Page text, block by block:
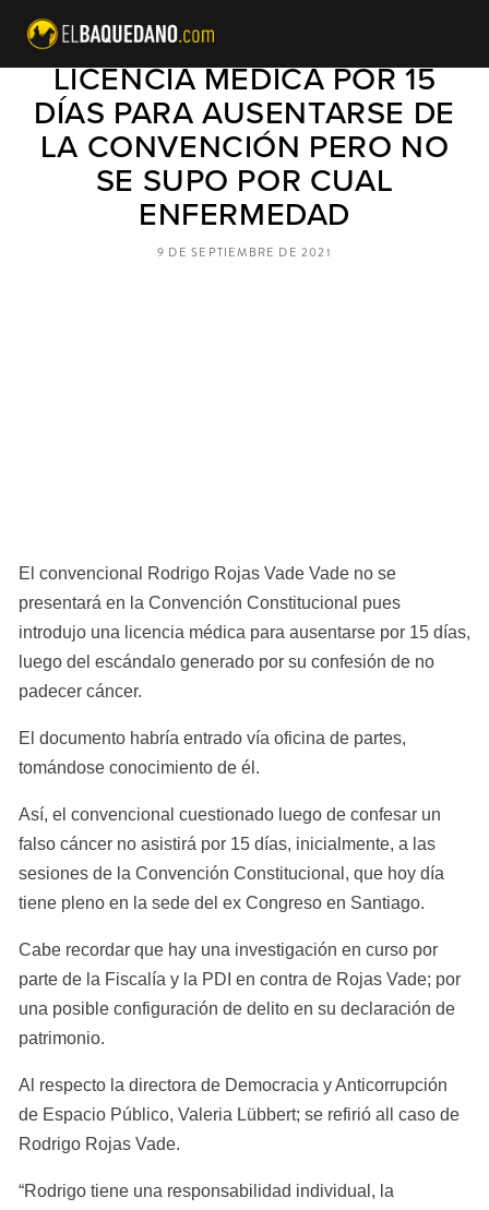
ROJAS VADE PRESENTÓ
LICENCIA MÉDICA POR 15
DÍAS PARA AUSENTARSE DE
LA CONVENCIÓN PERO NO
SE SUPO POR CUAL
ENFERMEDAD
El convencional Rodrigo Rojas Vade Vade no se
presentará en la Convención Constitucional pues
introdujo una licencia médica para ausentarse por 15 días,
luego del escándalo generado por su confesión de no
padecer cáncer.
El documento habría entrado vía oficina de partes,
tomándose conocimiento de él.
Así, el convencional cuestionado luego de confesar un
falso cáncer no asistirá por 15 días, inicialmente, a las
sesiones de la Convención Constitucional, que hoy día
tiene pleno en la sede del ex Congreso en Santiago.
Cabe recordar que hay una investigación en curso por
parte de la Fiscalía y la PDI en contra de Rojas Vade; por
una posible configuración de delito en su declaración de
patrimonio.
Al respecto la directora de Democracia y Anticorrupción
de Espacio Público, Valeria Lübbert; se refirió all caso de
Rodrigo Rojas Vade.
“Rodrigo tiene una responsabilidad individual, la
9 DE SEPTIEMBRE DE 2021